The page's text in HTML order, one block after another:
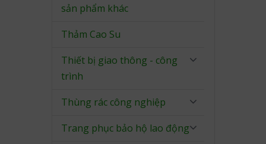
sản phẩm khác
Thảm Cao Su
Thiết bị giao thông - công
trình
Thùng rác công nghiệp
Trang phục bảo hộ lao động